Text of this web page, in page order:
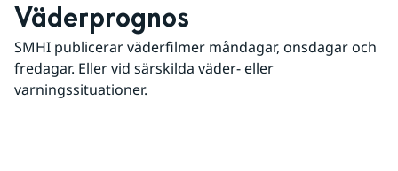
Väderprognos
SMHI publicerar väderfilmer måndagar, onsdagar och
fredagar. Eller vid särskilda väder- eller
varningssituationer.